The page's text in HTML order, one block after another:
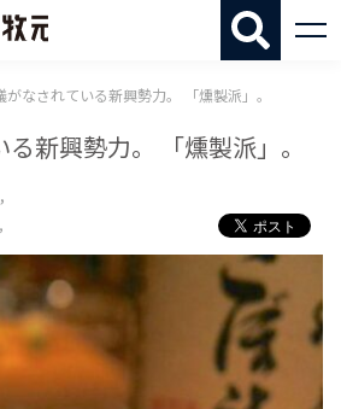
がなされている新興勢力。 「燻製派」。
新興勢力。 「燻製派」。
,
,